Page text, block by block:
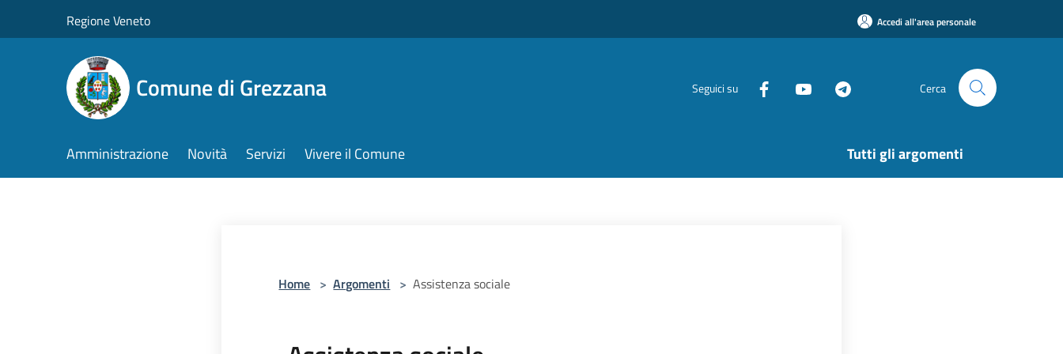
Regione Veneto Accedi all'area personale
Comune di Grezzana Seguici su Cerca
Amministrazione Novità Servizi Vivere il Comune Tutti gli argomenti
Home > Argomenti > Assistenza sociale